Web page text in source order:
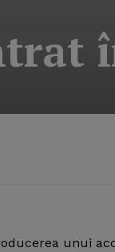
unui